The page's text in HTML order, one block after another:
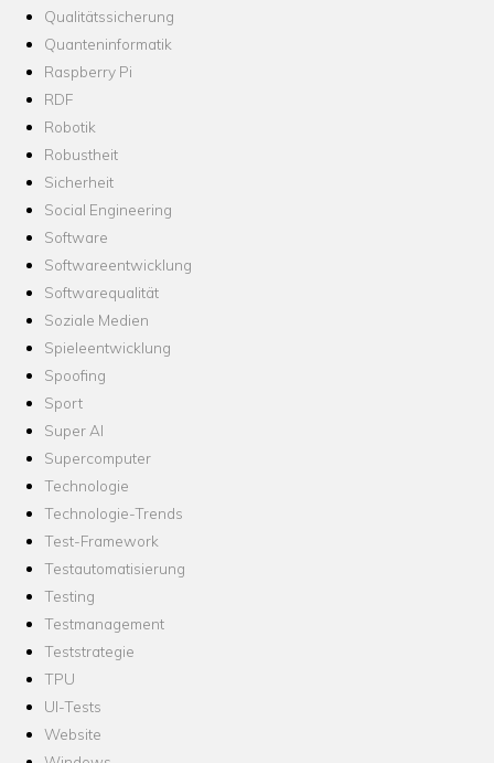
Qualitätssicherung
Quanteninformatik
Raspberry Pi
RDF
Robotik
Robustheit
Sicherheit
Social Engineering
Software
Softwareentwicklung
Softwarequalität
Soziale Medien
Spieleentwicklung
Spoofing
Sport
Super AI
Supercomputer
Technologie
Technologie-Trends
Test-Framework
Testautomatisierung
Testing
Testmanagement
Teststrategie
TPU
UI-Tests
Website